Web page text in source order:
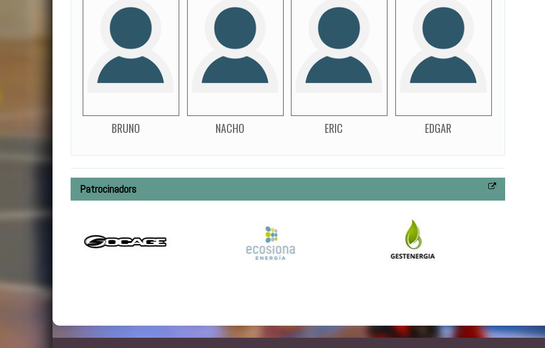
BRUNO NACHO ERIC EDGAR